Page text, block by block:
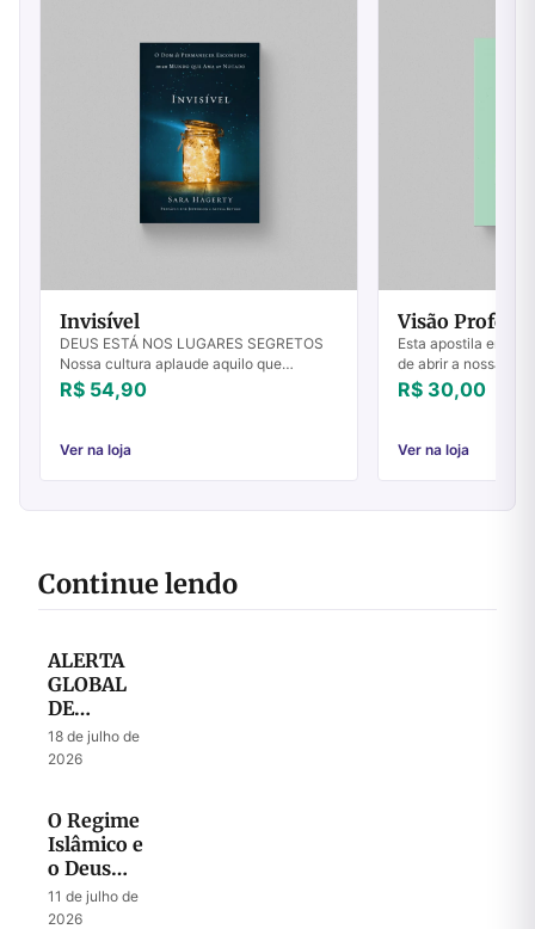
Invisível
DEUS ESTÁ NOS LUGARES SEGRETOS
Nossa cultura aplaude aquilo que
produzimos, aquilo que pode ser
quantificado, aquilo que postamos nas
R$ 54,90
Ver na loja
Visão
Esta apostila em
de abrir a nossa
de Deus para a
a igreja precisamos
R$ 30,00
Ver na loja
Continue lendo
ALERTA
GLOBAL
DE
ORAÇÃO
– Julho
18 de julho de
2026
O Regime
Islâmico e
o Deus
que
Liberta
11 de julho de
2026